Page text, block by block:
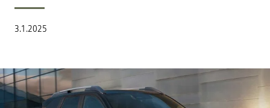
3.1.2025